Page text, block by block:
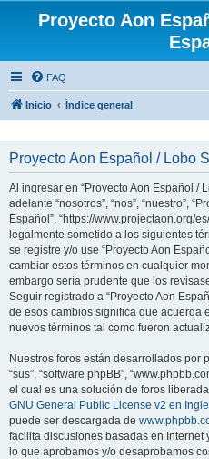
Proyecto Aon
FAQ
Inicio Índice general
Proyecto Aon Español / Lobo
Al ingresar en “Proyecto Aon Español /
adelante “nosotros”, “nos”, “nuestro”,
Español”, “https://www.projectaon.org/
legalmente sometido a los siguientes
se registre y/o use “Proyecto Aon
cambiar estos términos en cualquier
embargo sería prudente que los
Seguir registrado a “Proyecto Aon
de esos cambios significa que acuerda
nuevos términos tal como fueron
Nuestros foros están desarrollados por
“sus”, “software phpBB”,
el cual es una solución de foros
GNU General Public License v2 en
puede ser descargada de
facilita discusiones basadas en Internet
lo que aprobamos y/o desaprobamos